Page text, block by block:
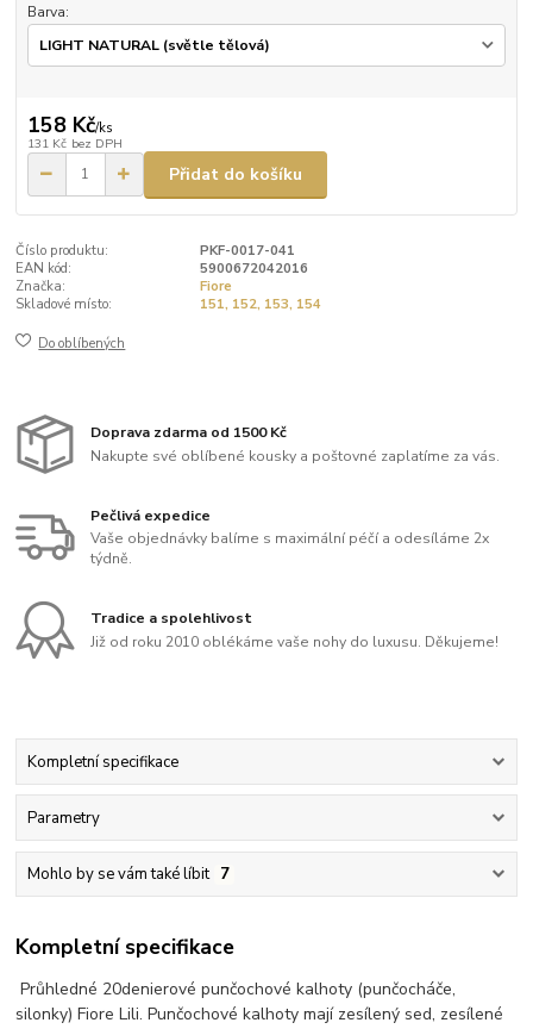
Barva:
158 Kč/ks
131 Kč bez DPH
Přidat do košíku
Číslo produktu:
PKF-0017-041
EAN kód:
5900672042016
Značka:
Fiore
Skladové místo:
151, 152, 153, 154
Do oblíbených
Doprava zdarma od 1500 Kč
Nakupte své oblíbené kousky a poštovné zaplatíme za vás.
Pečlivá expedice
Vaše objednávky balíme s maximální péčí a odesíláme 2x
týdně.
Tradice a spolehlivost
Již od roku 2010 oblékáme vaše nohy do luxusu. Děkujeme!
Kompletní specifikace
Parametry
Mohlo by se vám také líbit 7
Kompletní specifikace
Průhledné 20denierové punčochové kalhoty (punčocháče,
silonky) Fiore Lili. Punčochové kalhoty mají zesílený sed, zesílené